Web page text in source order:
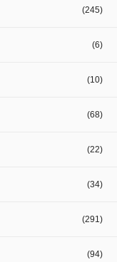
(245)
(6)
(10)
(68)
(22)
(34)
(291)
(94)